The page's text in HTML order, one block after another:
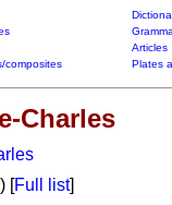
Articles
composites Plates
Charles
[Full list]